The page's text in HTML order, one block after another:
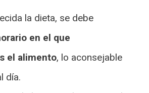
la dieta, se debe
en el que
el alimento, lo aconsejable
día.